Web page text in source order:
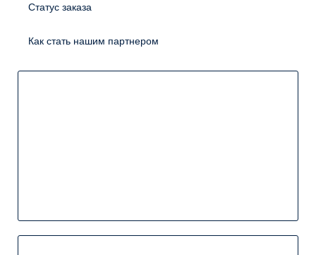
Статус заказа
Как стать нашим партнером